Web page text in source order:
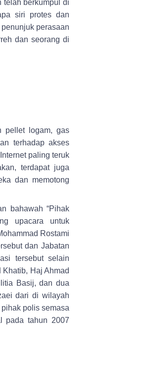
telah berkumpul di
siri protes dan
perasaan
dan seorang di
pellet logam, gas
terhadap akses
paling teruk
terdapat juga
dan memotong
bahawah “Pihak
upacara untuk
Rostami
dan Jabatan
tersebut selain
Haj Ahmad
Basij, dan dua
dari di wilayah
polis semasa
pada tahun 2007